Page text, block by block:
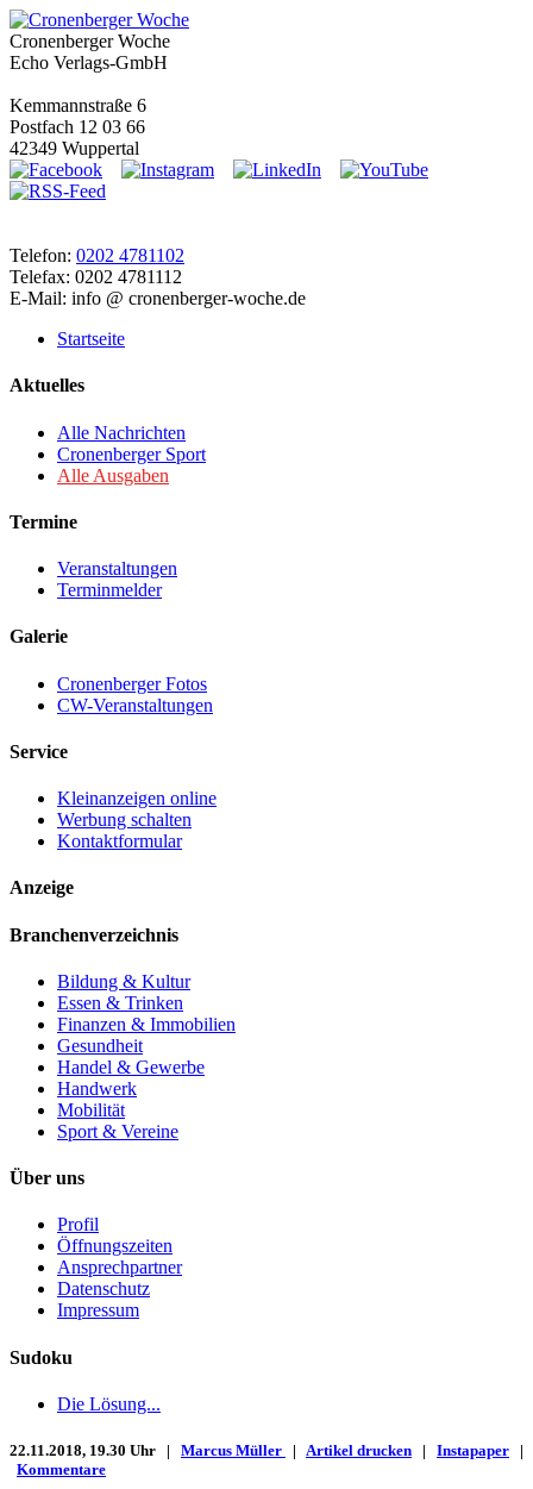
Cronenberger Woche
Echo Verlags-GmbH
Kemmannstraße 6
Postfach 12 03 66
42349 Wuppertal
Telefon: 0202 4781102
Telefax: 0202 4781112
E-Mail: info @ cronenberger-woche.de
Startseite
Aktuelles
Alle Nachrichten
Cronenberger Sport
Alle Ausgaben
Termine
Veranstaltungen
Terminmelder
Galerie
Cronenberger Fotos
CW-Veranstaltungen
Service
Kleinanzeigen online
Werbung schalten
Kontaktformular
Anzeige
Branchenverzeichnis
Bildung & Kultur
Essen & Trinken
Finanzen & Immobilien
Gesundheit
Handel & Gewerbe
Handwerk
Mobilität
Sport & Vereine
Über uns
Profil
Öffnungszeiten
Ansprechpartner
Datenschutz
Impressum
Sudoku
Die Lösung...
22.11.2018, 19.30 Uhr | Marcus Müller | Artikel drucken | Instapaper |
Kommentare